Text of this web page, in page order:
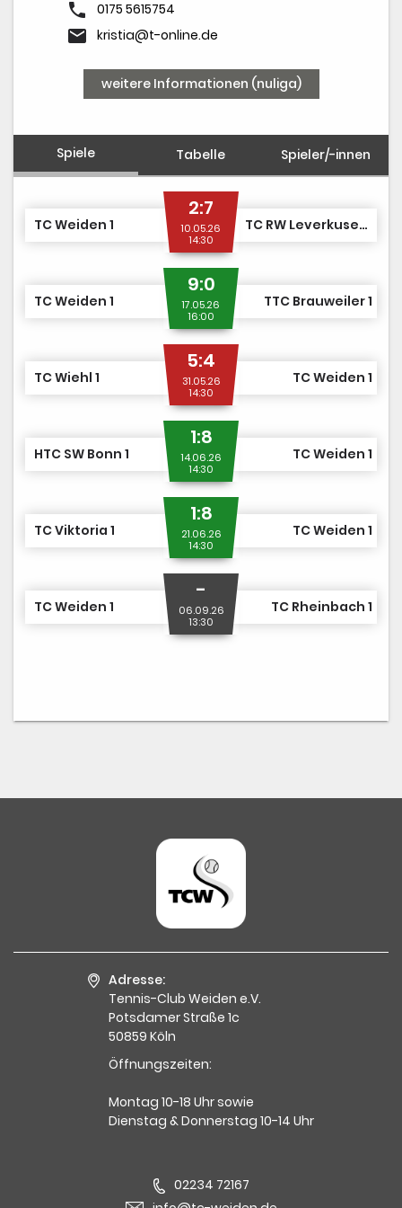
phone 0175 5615754
email kristia@t-online.de
weitere Informationen (nuliga)
Spiele Tabelle Spieler/-innen
TC Weiden 1
2:7
10.05.26
14:30
TC RW Leverkusen 1
TC Weiden 1
9:0
17.05.26
16:00
TTC Brauweiler 1
TC Wiehl 1
5:4
31.05.26
14:30
TC Weiden 1
HTC SW Bonn 1
1:8
14.06.26
14:30
TC Weiden 1
TC Viktoria 1
1:8
21.06.26
14:30
TC Weiden 1
TC Weiden 1
-
06.09.26
13:30
TC Rheinbach 1
Adresse:
Tennis-Club Weiden e.V.
Potsdamer Straße 1c
50859 Köln
Öffnungszeiten:
Montag 10-18 Uhr sowie
Dienstag & Donnerstag 10-14 Uhr
02234 72167